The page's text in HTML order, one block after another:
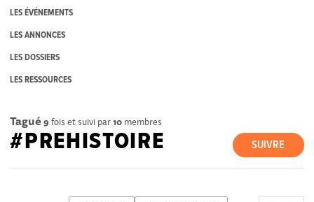
LES ÉVÉNEMENTS
LES ANNONCES
LES DOSSIERS
LES RESSOURCES
Tagué 9 fois et suivi par10 membres
SUIVRE
#PREHISTOIRE